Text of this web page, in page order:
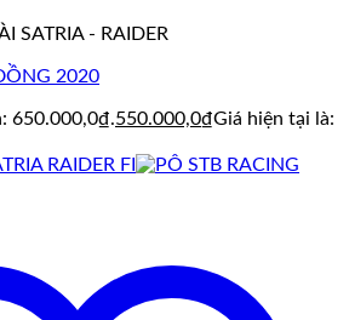
SATRIA - RAIDER
2020
650.000,0₫.550.000,0₫Giá hiện tại là: